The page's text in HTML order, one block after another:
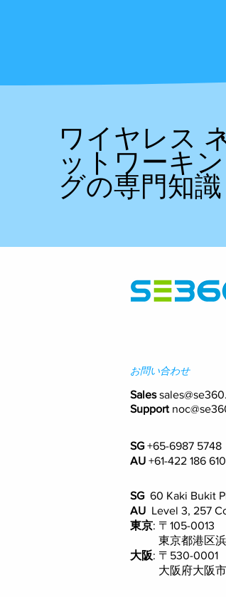
ワイヤレス
ットワーキン
グの専門知識
お問い合わせ
Sales
Support
SG+65-6987 5748
AU +61-422 186 610
SG 60 Kaki Bukit
AU Level 3, 257
東京: 〒105-0013
東京都港区浜松
大阪: 〒530-0001
大阪府大阪市北